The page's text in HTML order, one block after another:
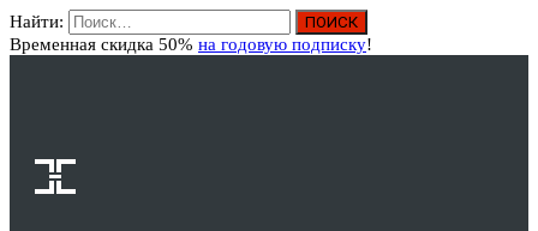
Найти:
Временная скидка 50% на годовую подписку!